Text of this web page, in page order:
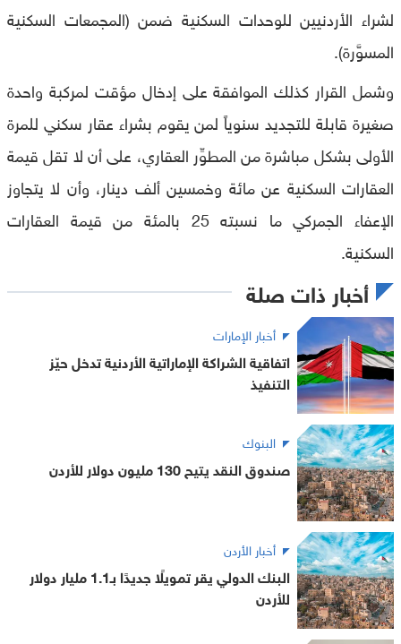
لشراء الأردنيين للوحدات السكنية ضمن (المجمعات السكنية
المسوَّرة).
وشمل القرار كذلك الموافقة على إدخال مؤقت لمركبة واحدة
صغيرة قابلة للتجديد سنوياً لمن يقوم بشراء عقار سكني للمرة
الأولى بشكل مباشرة من المطوِّر العقاري، على أن لا تقل قيمة
العقارات السكنية عن مائة وخمسين ألف دينار، وأن لا يتجاوز
الإعفاء الجمركي ما نسبته 25 بالمئة من قيمة العقارات
السكنية.
أخبار ذات صلة
أخبار الإمارات
اتفاقية الشراكة الإماراتية الأردنية تدخل حيّز
التنفيذ
البنوك
صندوق النقد يتيح 130 مليون دولار للأردن
أخبار الأردن
البنك الدولي يقر تمويلًا جديدًا بـ1.1 مليار دولار
للأردن